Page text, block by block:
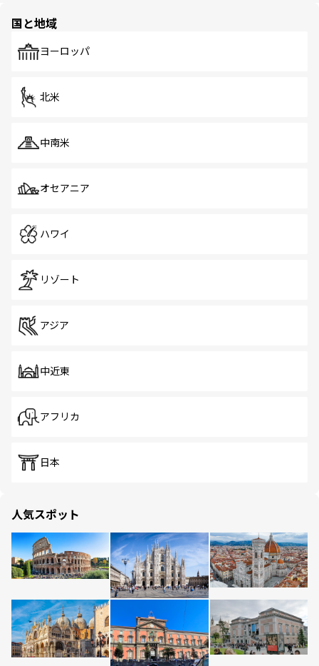
で、ホーカーズは地元の風情を楽しめる外せないスポット
国と地域
ヨーロッパ
北米
中南米
オセアニア
ハワイ
リゾート
アジア
中近東
アフリカ
日本
人気スポット